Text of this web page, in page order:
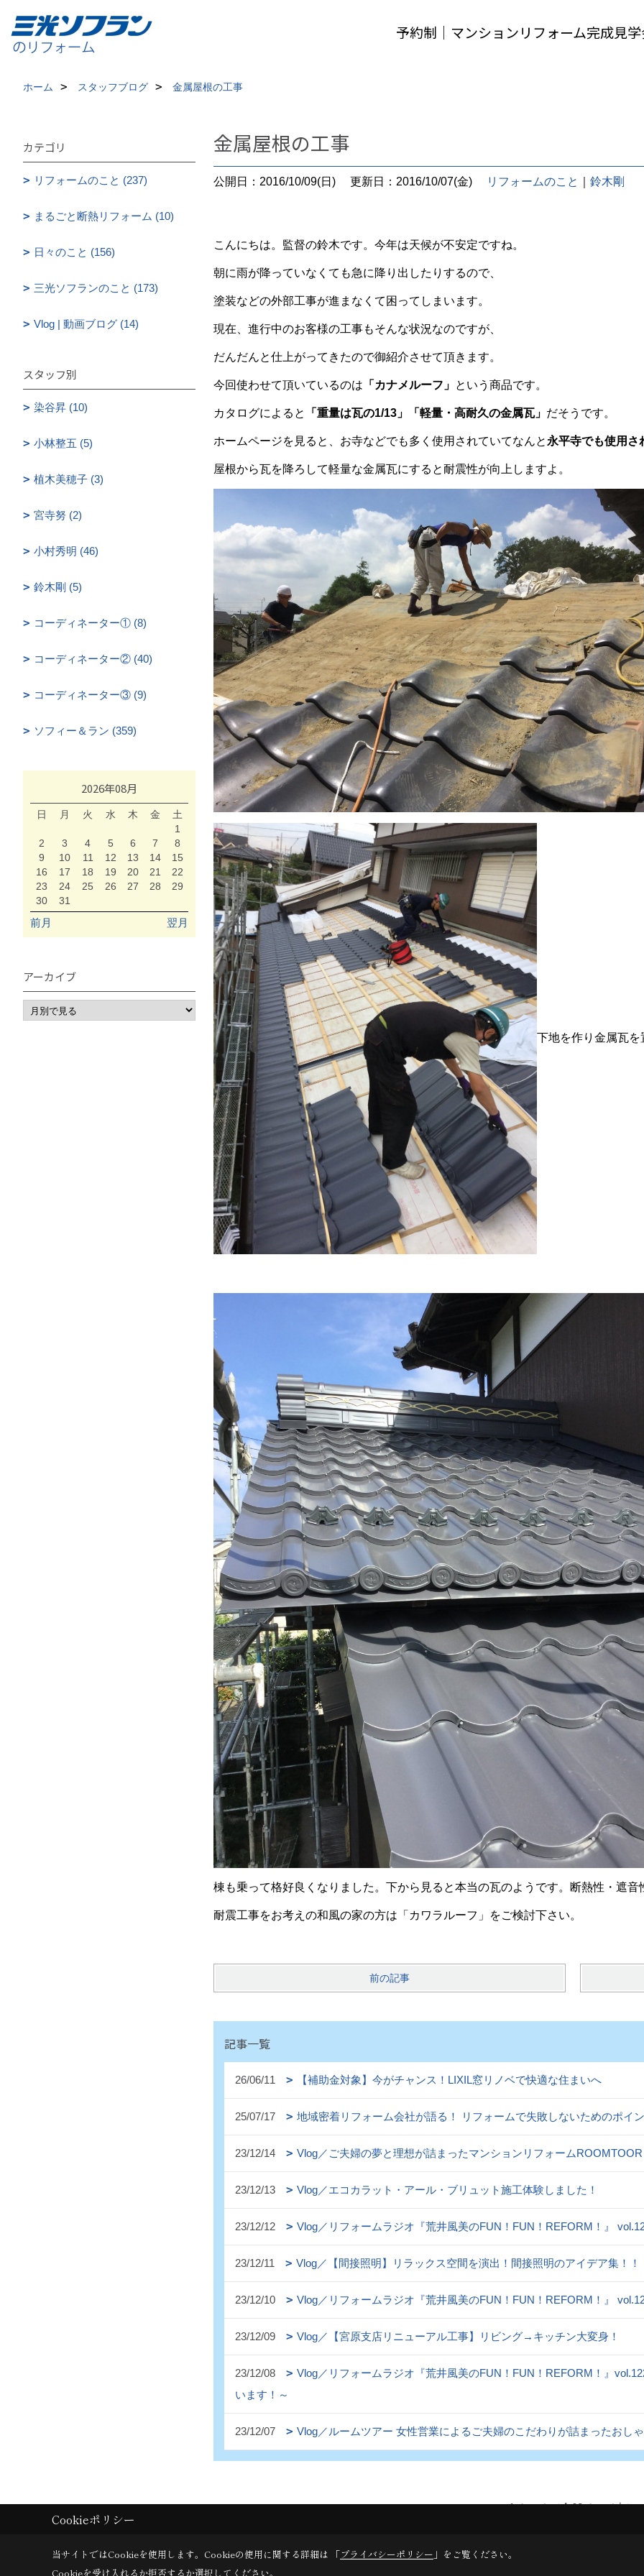
予約制｜マンションリフォーム完成見
ホーム スタッフブログ 金属屋根の工事
金属屋根の工事
公開日：2016/10/09(日) 更新日：2016/10/07(金) リフォームのこと 鈴木剛
こんにちは。監督の鈴木です。今年は天候が不安定ですね。
朝に雨が降っていなくても急に降り出したりするので、
塗装などの外部工事が進まなくて困ってしまいます。
現在、進行中のお客様の工事もそんな状況なのですが、
だんだんと仕上がってきたので御紹介させて頂きます。
今回使わせて頂いているのは 「カナメルーフ」 という商品です。
カタログによると 「重量は瓦の1/13」「軽量・高耐久の金属瓦」 だそうです。
ホームページを見ると、お寺などでも多く使用されていてなんと 永平寺でも使用さ
屋根から瓦を降ろして軽量な金属瓦にすると耐震性が向上しますよ。
下地を作り金属瓦を
棟も乗って格好良くなりました。下から見ると本当の瓦のようです。断熱性・遮音
耐震工事をお考えの和風の家の方は「カワラルーフ」をご検討下さい。
前の記事
記事一覧
26/06/11 【補助金対象】今がチャンス！LIXIL窓リノベで快適な住まいへ
25/07/17 地域密着リフォーム会社が語る！ リフォームで失敗しないためのポイ
23/12/14 Vlog／ご夫婦の夢と理想が詰まったマンションリフォームROOMTOOR
23/12/13 Vlog／エコカラット・アール・ブリュット施工体験しました！
23/12/12 Vlog／リフォームラジオ『荒井風美のFUN！FUN！REFORM！』
23/12/11 Vlog／【間接照明】リラックス空間を演出！間接照明のアイデア集！！
23/12/10 Vlog／リフォームラジオ『荒井風美のFUN！FUN！REFORM！』
23/12/09 Vlog／【宮原支店リニューアル工事】リビング→キッチン大変身！
23/12/08
Vlog／リフォームラジオ『荒井風美のFUN！FUN！REFORM！』
います！～
23/12/07 Vlog／ルームツアー 女性営業によるご夫婦のこだわりが詰まったおし
1ページ （全62ページ中）
カテゴリ
リフォームのこと (237)
まるごと断熱リフォーム (10)
日々のこと (156)
三光ソフランのこと (173)
Vlog | 動画ブログ (14)
スタッフ別
染谷昇 (10)
小林整五 (5)
植木美穂子 (3)
宮寺努 (2)
小村秀明 (46)
鈴木剛 (5)
コーディネーター① (8)
コーディネーター② (40)
コーディネーター③ (9)
ソフィー＆ラン (359)
2026年08月
日 月 火 水 木 金
土
1
2
3 4 5 6 7
8
9
10 11 12 13 14
15
16
17 18 19 20 21
22
23
24 25 26 27 28
29
30
31
前月 翌月
アーカイブ
Cookieポリシー
当サイトではCookieを使用します。 Cookieの使用に関する詳細は 「プライバシーポリシー 」をご覧ください。
Cookieを受け入れるか拒否するか選択してください。